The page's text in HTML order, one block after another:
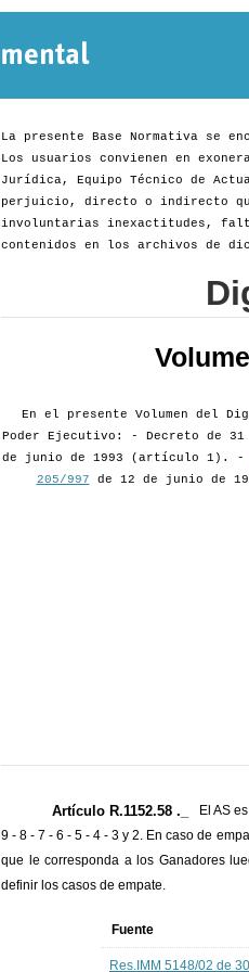
La presente Base Normativa se
Los usuarios convienen en
Jurídica, Equipo Técnico de
perjuicio, directo o indirecto
involuntarias inexactitudes,
contenidos en los archivos de
En el presente Volumen del
Poder Ejecutivo: - Decreto de
de junio de 1993 (artículo 1). -
205/997 de 12 de junio de
Artículo R.1152.58 ._
El AS
9 - 8 - 7 - 6 - 5 - 4 - 3 y 2. En caso de
que le corresponda a los Ganadores
definir los casos de empate.
Fuente
Res.IMM 5148/02 de